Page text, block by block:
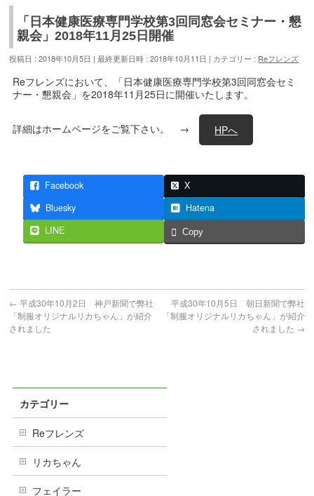
「日本健康医療専門学校第3回同窓会セミナー・懇
親会」2018年11月25日開催
投稿日 : 2018年10月5日 最終更新日時 : 2018年10月11日 カテゴリー : Reフレンズ
Reフレンズにおいて、「日本健康医療専門学校第3回同窓会セミ
ナー・懇親会」を2018年11月25日に開催いたします。
詳細はホームページをご覧下さい。 → HPへ
Facebook
X
Bluesky
Hatena
LINE
Copy
← 平成30年10月2日 神戸新聞で弊社
「制服オリジナルリカちゃん」が紹介
されました
平成30年10月5日 朝日新聞で弊社
「制服オリジナルリカちゃん」が紹介
されました →
カテゴリー
Reフレンズ
リカちゃん
フェイラー